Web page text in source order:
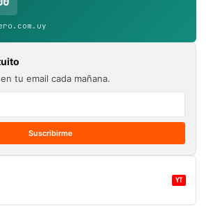
tu email cada mañana.
Suscribirme
YT